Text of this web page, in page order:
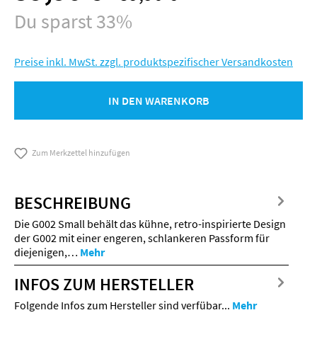
Du sparst 33%
Preise inkl. MwSt. zzgl. produktspezifischer Versandkosten
IN DEN WARENKORB
Zum Merkzettel hinzufügen
BESCHREIBUNG
Die G002 Small behält das kühne, retro-inspirierte Design
der G002 mit einer engeren, schlankeren Passform für
diejenigen,… Mehr
INFOS ZUM HERSTELLER
Folgende Infos zum Hersteller sind verfübar... Mehr